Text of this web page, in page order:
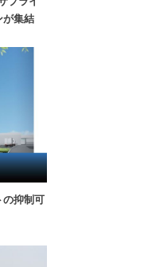
が集結
の抑制可